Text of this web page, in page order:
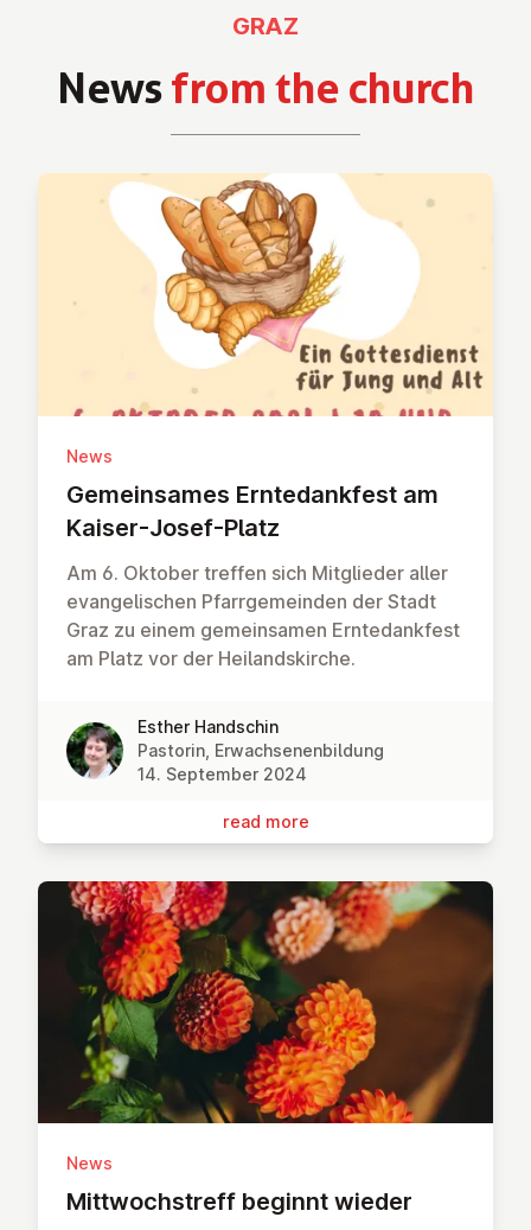
Newsfrom the church
GRAZ
News
Ge­mein­sames Ernte­dank­fest am
Kaiser-Josef-Platz
Am 6. Oktober treffen sich Mitglieder aller
evangelischen Pfarrgemeinden der Stadt
Graz zu einem gemeinsamen Erntedankfest
am Platz vor der Heilandskirche.
Esther Handschin
Pastorin, Erwachsenenbildung
14. September 2024
read more
News
Mit­twoch­streff beginnt wieder